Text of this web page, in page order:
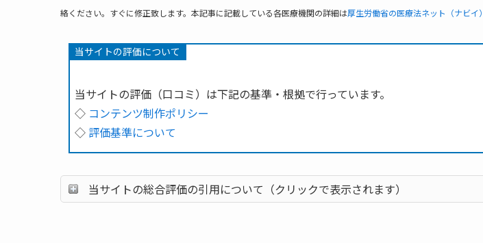
絡ください。すぐに修正致します。本記事に記載している各医療機関の詳細は厚生労働省の医療法ネット（ナビイ）
当サイトの評価について
当サイトの評価（口コミ）は下記の基準・根拠で行っています。
◇ コンテンツ制作ポリシー
◇ 評価基準について
当サイトの総合評価の引用について（クリックで表示されます）